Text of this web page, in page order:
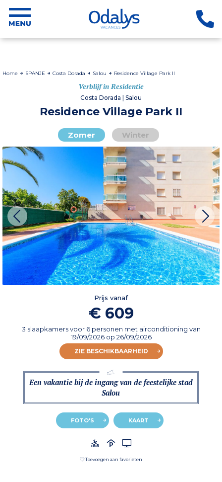
Home SPANJE Costa Dorada Salou Residence Village Park II
Verblijf in Residentie
Costa Dorada | Salou
Residence Village Park II
Zomer Winter
Prijs vanaf
€ 609
3 slaapkamers voor 6 personen met airconditioning van
19/09/2026op 26/09/2026
ZIE BESCHIKBAARHEID
Een vakantie bij de ingang van de feestelijke stad
Salou
FOTO'S KAART
Toevoegen aan favorieten